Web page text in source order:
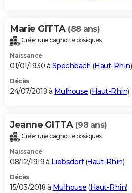
Marie GITTA (88 ans)
Créer une cagnotte obsèques
Naissance
01/01/1930 à Spechbach (Haut-Rhin)
Décès
24/07/2018 à Mulhouse (Haut-Rhin)
Jeanne GITTA (98 ans)
Créer une cagnotte obsèques
Naissance
08/12/1919 à Liebsdorf(Haut-Rhin)
Décès
15/03/2018 à Mulhouse (Haut-Rhin)